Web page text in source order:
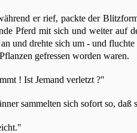
er rief, packte der
Pferd mit sich und weiter auf
und drehte sich um - und
gefressen worden waren.
! Ist Jemand verletzt ?"
sammelten sich sofort so, daß